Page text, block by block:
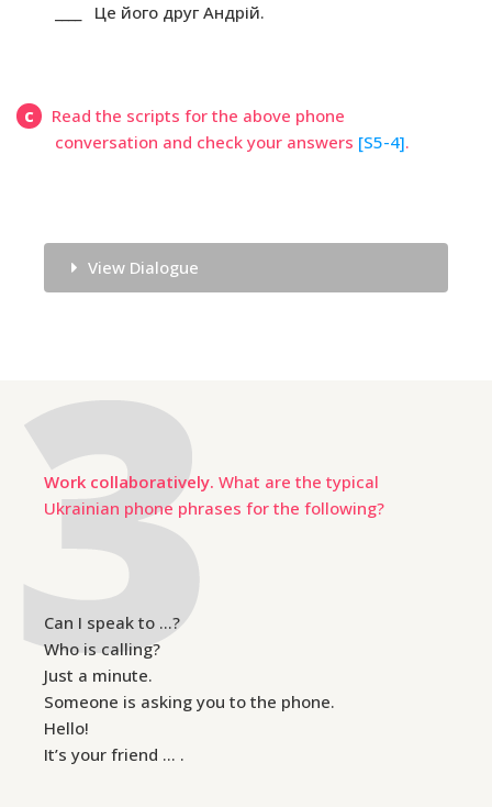
____ Це його друг Андрій.
c
Read the scripts for the above phone
conversation and check your answers [S5-4].
View Dialogue
Work collaboratively. What are the typical
Ukrainian phone phrases for the following?
Can I speak to …?
Who is calling?
Just a minute.
Someone is asking you to the phone.
Hello!
It’s your friend … .